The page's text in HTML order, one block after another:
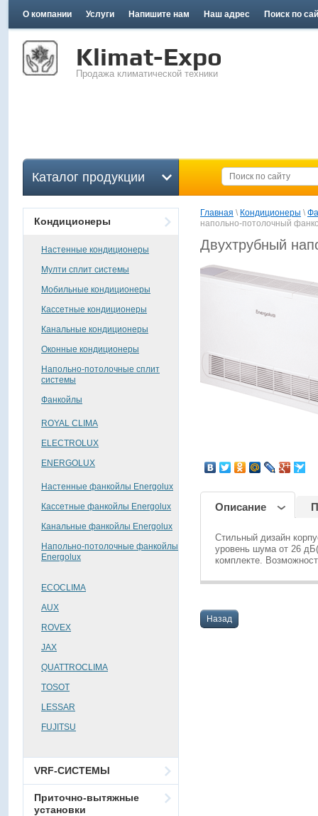
О компании Услуги Напишите нам Наш адрес Поиск по
Klimat-Expo
Продажа климатической техники
Каталог продукции
Кондиционеры
Настенные кондиционеры
Мулти сплит системы
Мобильные кондиционеры
Кассетные кондиционеры
Канальные кондиционеры
Оконные кондиционеры
Напольно-потолочные сплит
системы
Фанкойлы
ROYAL CLIMA
ELECTROLUX
ENERGOLUX
Настенные фанкойлы Energolux
Кассетные фанкойлы Energolux
Канальные фанкойлы Energolux
Напольно-потолочные фанкойлы
Energolux
ECOCLIMA
AUX
ROVEX
JAX
QUATTROCLIMA
TOSOT
LESSAR
FUJITSU
VRF-СИСТЕМЫ
Приточно-вытяжные
установки
Главная \ Кондиционеры \
напольно-потолочный
Двухтрубный
Описание
Стильный дизайн
уровень шума от 26
комплекте.
Назад